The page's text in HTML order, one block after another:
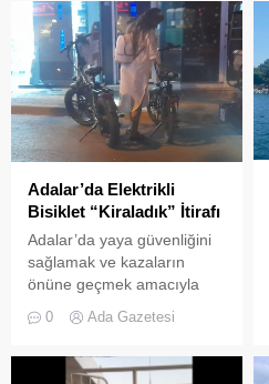
Adalar’da Elektrikli
Bisiklet “Kiraladık” İtirafı
Adalar’da yaya güvenliğini
sağlamak ve kazaların
önüne geçmek amacıyla
kiralama yasağı” adeta hiçe
yansıyan son görüntüler,
0 Ada Gazetesi